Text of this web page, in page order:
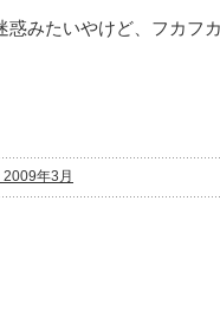
惑みたいやけど、フカフ
2009年3月